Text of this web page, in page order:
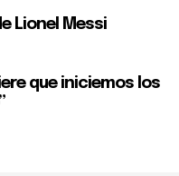
Lionel Messi
que iniciemos los